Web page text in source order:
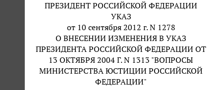
ПРЕЗИДЕНТ РОССИЙСКОЙ ФЕДЕРАЦИИ
УКАЗ
от 10 сентября 2012 г. N 1278
О ВНЕСЕНИИ ИЗМЕНЕНИЯ В УКАЗ
ПРЕЗИДЕНТА РОССИЙСКОЙ ФЕДЕРАЦИИ ОТ
13 ОКТЯБРЯ 2004 Г. N 1313 "ВОПРОСЫ
МИНИСТЕРСТВА ЮСТИЦИИ РОССИЙСКОЙ
ФЕДЕРАЦИИ"